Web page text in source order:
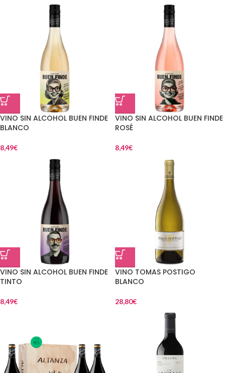
VINO SIN ALCOHOL BUEN FINDE
BLANCO
8,49€
VINO SIN ALCOHOL BUEN FINDE
ROSÉ
8,49€
VINO SIN ALCOHOL BUEN FINDE
TINTO
8,49€
VINO TOMAS POSTIGO
BLANCO
28,80€